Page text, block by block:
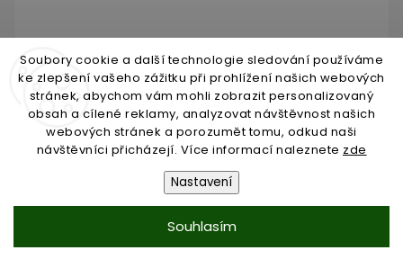
Soubory cookie a další technologie sledování používáme
ke zlepšení vašeho zážitku při prohlížení našich webových
stránek, abychom vám mohli zobrazit personalizovaný
obsah a cílené reklamy, analyzovat návštěvnost našich
webových stránek a porozumět tomu, odkud naši
návštěvníci přicházejí. Více informací naleznete zde
Nastavení
Souhlasím
dřevěný sloup, vrchní kotvení, výplň: sklo, pravý,
vrch pevný (40x40mm), materiál: buk,
broušený povrch bez nátěru